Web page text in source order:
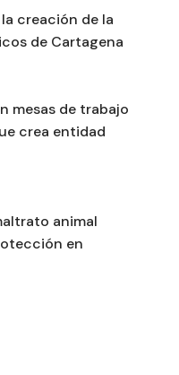
creación de la
de Cartagena
mesas de trabajo
crea entidad
animal
en